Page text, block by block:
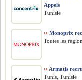
Appels
Tunisie
›› Monoprix
Toutes les
›› Armatis
Tunis, Tunisie